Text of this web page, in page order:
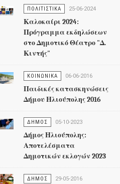
ΠΟΛΙΤΙΣΤΙΚΑ 25-06-2024
Καλοκαίρι 2024:
Πρόγραμμα εκδηλώσεων
στο Δημοτικό Θέατρο "Δ.
Κιντής"
ΚΟΙΝΩΝΙΚΑ 06-06-2016
Παιδικές κατασκηνώσεις
Δήμου Ηλιούπολης 2016
ΔΗΜΟΣ 05-10-2023
Δήμος Ηλιούπολης:
Αποτελέσματα
Δημοτικών εκλογών 2023
ΔΗΜΟΣ 29-05-2016